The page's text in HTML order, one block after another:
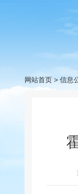
网站首页 > 信息